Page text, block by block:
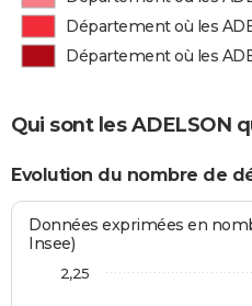
Département où les
Département où les
Qui sont les ADELSON
Evolution du nombre de
Données exprimées en
Insee)
2,25